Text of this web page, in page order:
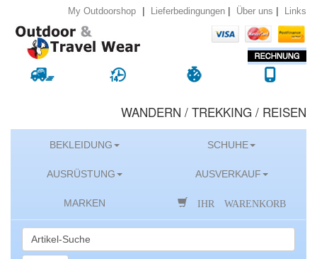
My Outdoorshop | Lieferbedingungen | Über uns | Links
WANDERN / TREKKING / REISEN
BEKLEIDUNG SCHUHE
AUSRÜSTUNG AUSVERKAUF
MARKEN IHR WARENKORB